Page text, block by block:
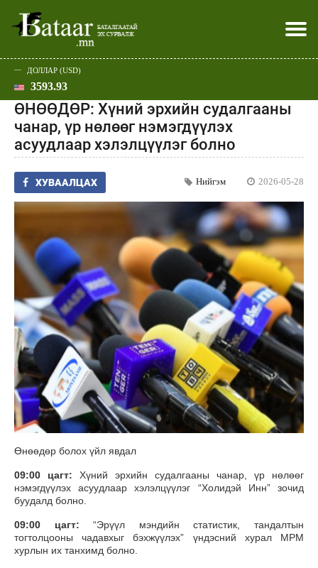
Эхлэл
Улс төр
Нийгэм
Эдийн засаг
Дэлхий
Спорт
Шар
Батаар юу хэлэв
Хэвлэл мэдээллээр
ДОЛЛАР (USD)
3593.93
ӨНӨӨДӨР: Хүний эрхийн судалгааны
чанар, үр нөлөөг нэмэгдүүлэх
асуудлаар хэлэлцүүлэг болно
ХУВААЛЦАХ Нийгэм 2026-05-28
Өнөөдөр болох үйл явдал
09:00 цагт: Хүний эрхийн судалгааны чанар, үр нөлөөг
нэмэгдүүлэх асуудлаар хэлэлцүүлэг “Холидэй Инн” зочид
буудалд болно.
09:00 цагт: “Эрүүл мэндийн статистик, тандалтын
тогтолцооны чадавхыг бэхжүүлэх” үндэсний хурал МРМ
хурлын их танхимд болно.